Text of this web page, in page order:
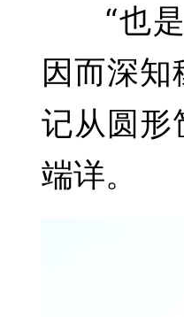
“也是
因而深
记从圆形
端详。